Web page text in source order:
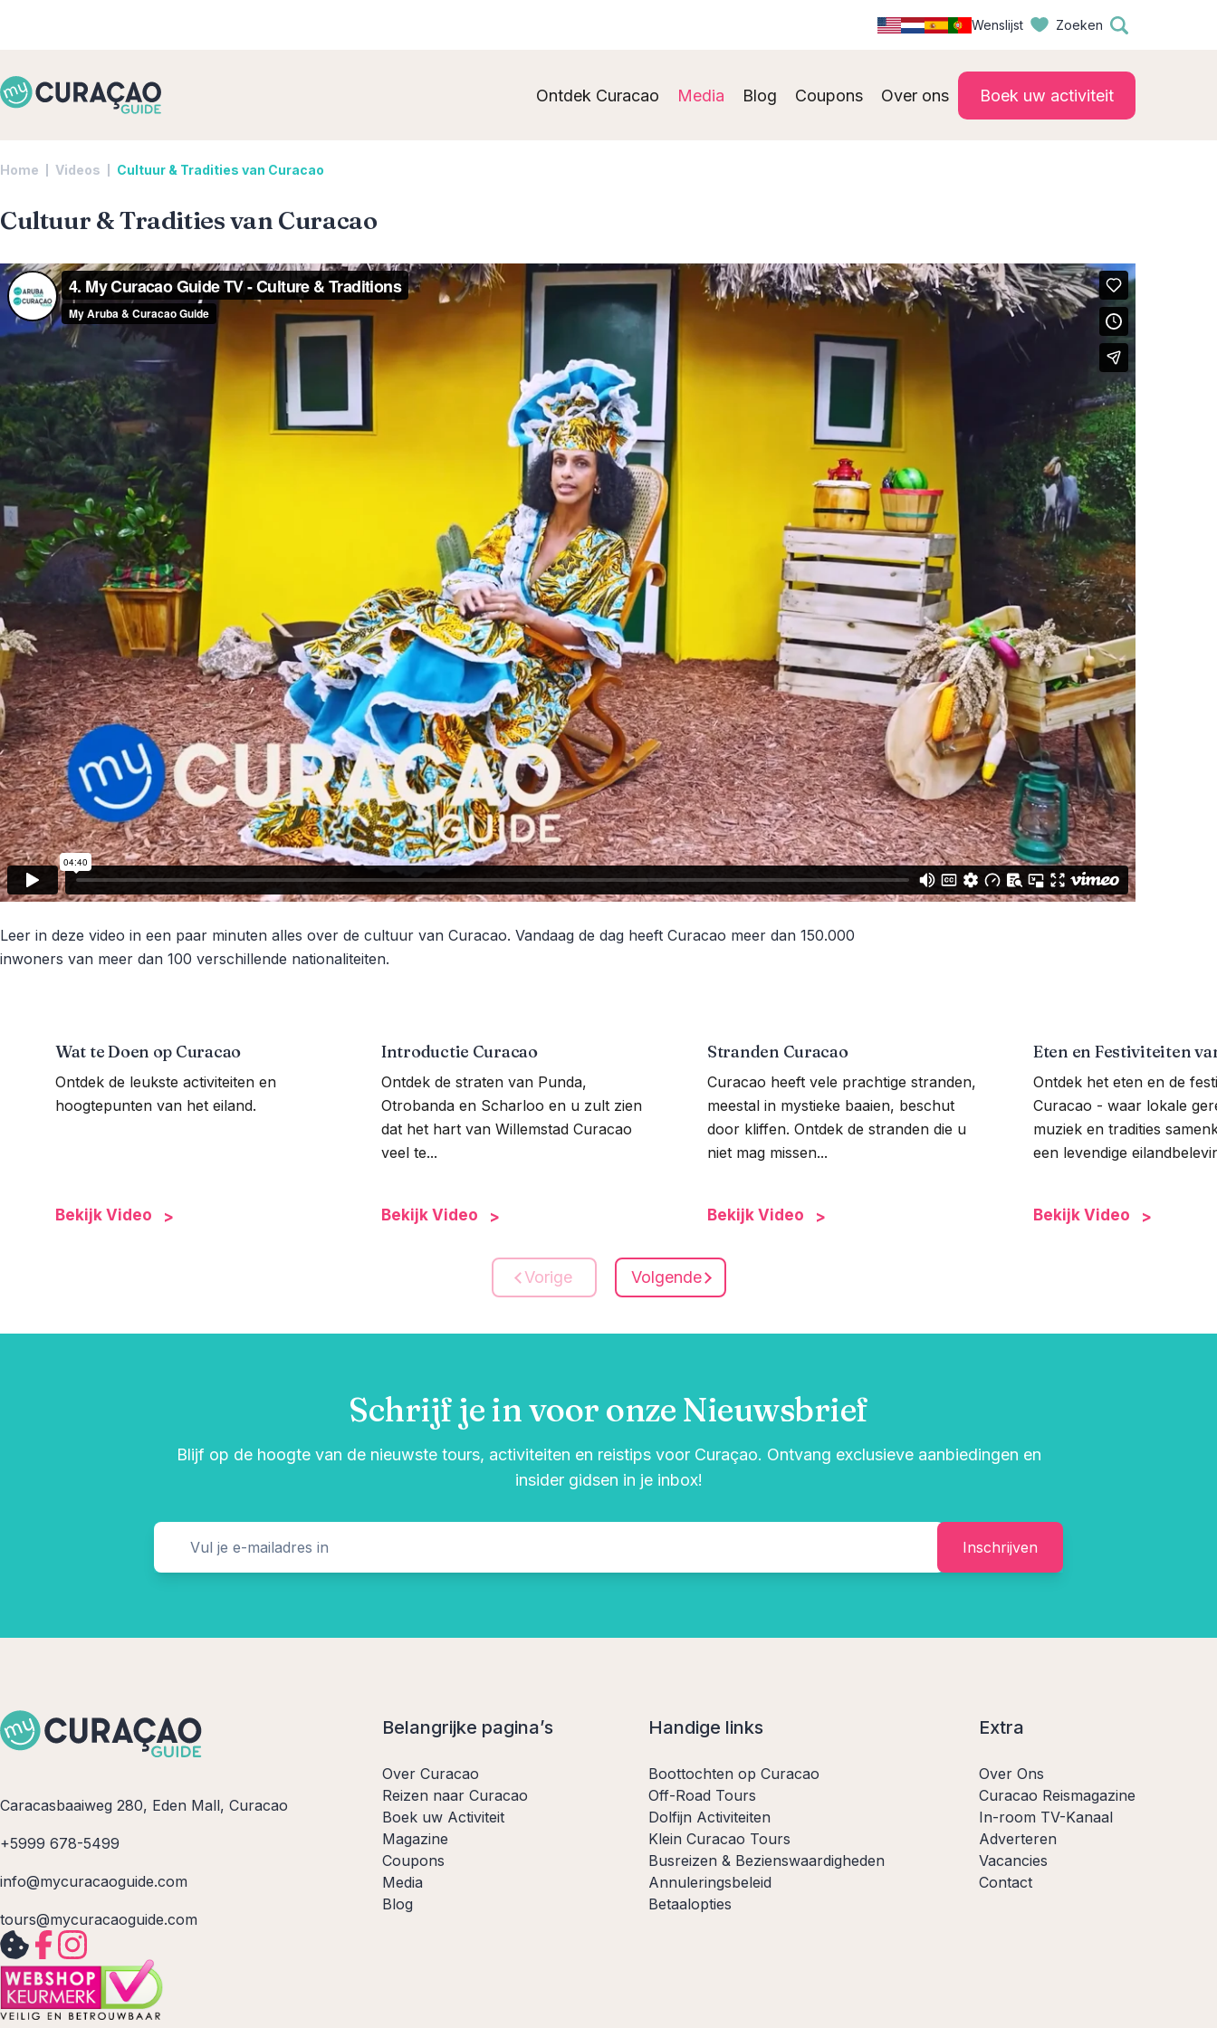
Wenslijst Zoeken
Ontdek Curacao Media Blog Coupons Over ons Boek uw activiteit
Home Videos Cultuur & Tradities van Curacao
Cultuur & Tradities van Curacao
Leer in deze video in een paar minuten alles over de cultuur van Curacao. Vandaag de dag heeft Curacao meer dan 150.000
inwoners van meer dan 100 verschillende nationaliteiten.
Wat te Doen op Curacao
Ontdek de leukste activiteiten en
hoogtepunten van het eiland.
Bekijk Video
Introductie Curacao
Ontdek de straten van Punda,
Otrobanda en Scharloo en u zult zien
dat het hart van Willemstad Curacao
veel te...
Bekijk Video
Stranden Curacao
Curacao heeft vele prachtige stranden,
meestal in mystieke baaien, beschut
door kliffen. Ontdek de stranden die u
niet mag missen...
Bekijk Video
Eten en Festiviteiten
Ontdek het eten en de
Curacao - waar lokale
muziek en tradities
een levendige
Bekijk Video
Vorige Volgende
Schrijf je in voor onze Nieuwsbrief
Blijf op de hoogte van de nieuwste tours, activiteiten en reistips voor Curaçao. Ontvang exclusieve aanbiedingen en
insider gidsen in je inbox!
Inschrijven
Caracasbaaiweg 280, Eden Mall, Curacao
+5999 678-5499
info@mycuracaoguide.com
tours@mycuracaoguide.com
Belangrijke pagina’s
Over Curacao
Reizen naar Curacao
Boek uw Activiteit
Magazine
Coupons
Media
Blog
Handige links
Boottochten op Curacao
Off-Road Tours
Dolfijn Activiteiten
Klein Curacao Tours
Busreizen & Bezienswaardigheden
Annuleringsbeleid
Betaalopties
Extra
Over Ons
Curacao Reismagazine
In-room TV-Kanaal
Adverteren
Vacancies
Contact